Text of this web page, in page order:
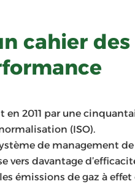
cahier des
en 2011 par une
(ISO).
de management de
vers davantage
émissions de gaz à effet